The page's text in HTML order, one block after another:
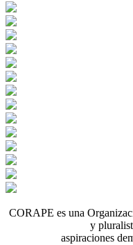
CORAPE es una
y
aspiraciones